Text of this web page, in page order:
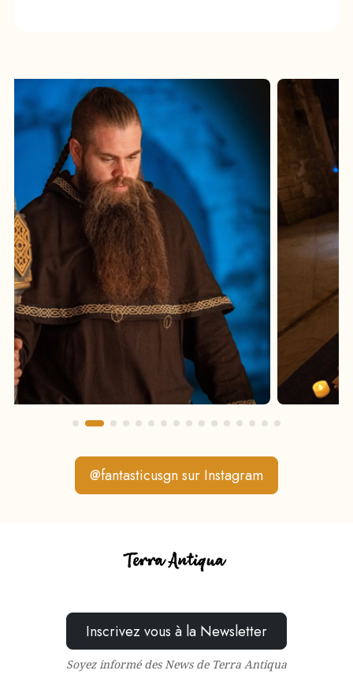
@fantasticusgn sur Instagram
Inscrivez vous à la Newsletter
Soyez informé des News de Terra Antiqua